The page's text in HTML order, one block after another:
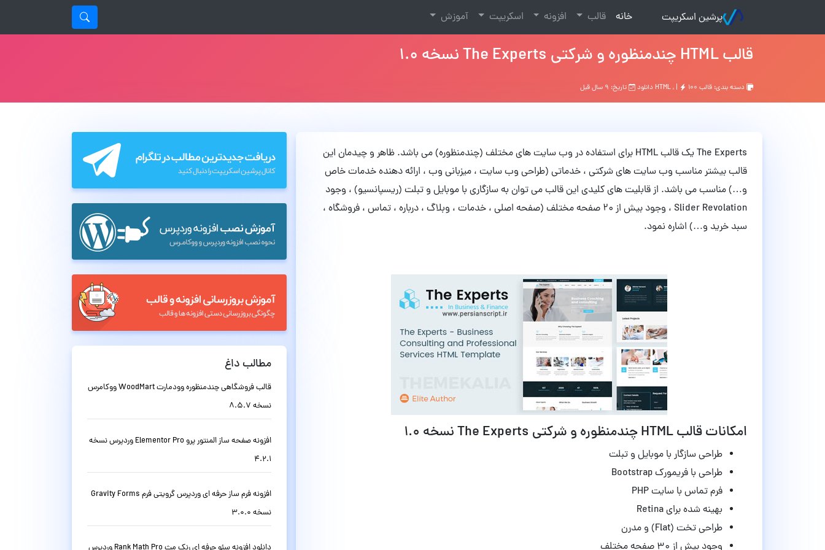
پرشین اسکریپت خانه
(current) قالب افزونه اسکریپت آموزش
قالب HTML چندمنظوره و شرکتی The Experts نسخه 1.0
دسته بندی: قالب HTML , | ۱۰۰ دانلود تاریخ: ۹ سال قبل
The Experts یک قالب HTML برای استفاده در وب سایت های مختلف (چندمنظوره) می باشد. ظاهر و چیدمان این
قالب بیشتر مناسب وب سایت های شرکتی ، خدماتی (طراحی وب سایت ، میزبانی وب ، ارائه دهنده خدمات خاص
و…) مناسب می باشد. از قابلیت های کلیدی این قالب می توان به سازگاری با موبایل و تبلت (ریسپانسیو) ، وجود
Slider Revolation ، وجود بیش از 20 صفحه مختلف (صفحه اصلی ، خدمات ، وبلاگ ، درباره ، تماس ، فروشگاه ،
سبد خرید و…) اشاره نمود.
امکانات قالب HTML چندمنظوره و شرکتی The Experts نسخه 1.0
طراحی سازگار با موبایل و تبلت
طراحی با فریمورک Bootstrap
فرم تماس با سایت PHP
بهینه شده برای Retina
طراحی تخت (Flat) و مدرن
وجود بیش از ۳۰ صفحه مختلف
مطالب داغ
قالب فروشگاهی چندمنظوره وودمارت WoodMart ووکامرس
نسخه 8.5.7
افزونه صفحه ساز المنتور پرو Elementor Pro وردپرس نسخه
4.2.1
افزونه فرم ساز حرفه ای وردپرس گرویتی فرم Gravity Forms
نسخه 3.0.0